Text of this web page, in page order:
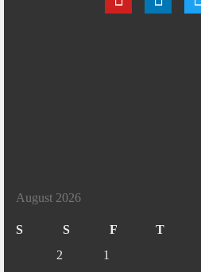
August 2026
T
F
S
S
1
2